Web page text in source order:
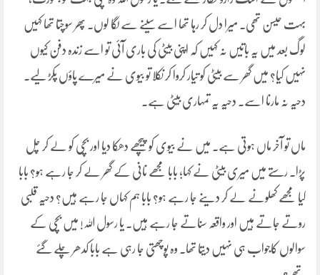
بہت حیسن تھی۔ میرا دل کر رہا تھا اسے سینے سے لگا لوں۔ پھر سوچتا تھا کہیں
لوگ بعد میں یہ باتیں نہ کہیں کہ اپنی بیٹی کی باری آئی تو اسے زندہ دفن کیوں
نہیں کیا؟ میں گھر سے بیٹی کو تیار کروا کر نکلا تو بیوی نے میرے پاؤں پکڑ لیے۔
دحیہ نہ مارنا اسے۔ دحیہ یہ تمہاری بیٹی ہے۔
ماں تو آخر ماں ہوتی ہے۔ میں نے بیوی کو پیچھے دھکا دیا اور بچی کو لے کر چل
پڑا۔ رستے میں میری بیٹی نے کہا؛ بابا مجھے نانی کے گھر لے کر جا رہے ہو؟ بابا
کیا مجھے کھلونے لے کر دینے جا رہے ہو؟ بابا ہم کہاں جا رہے ہیں؟ دحیہ قلبی
روتے جاتے ہیں اور واقعہ سناتے جا رہے ہیں۔ یا رسول اللہ! میں بچی کے
سوالوں کاجواب ہی نہیں دیتا تھا۔ وہ پوچھتی جا رہی ہے بابا کدھر چلے گئے